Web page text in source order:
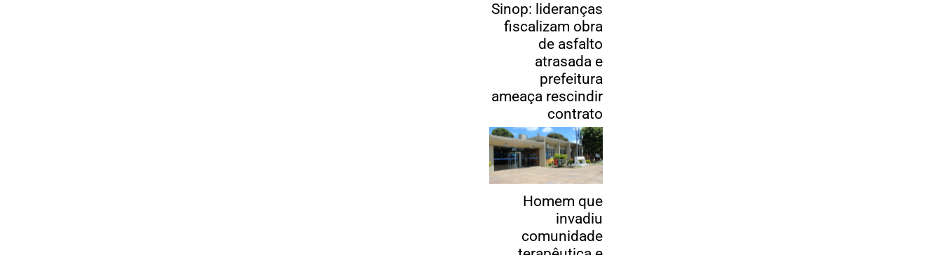
Sinop: lideranças
fiscalizam obra
de asfalto
atrasada e
prefeitura
ameaça rescindir
contrato
Homem que
invadiu
comunidade